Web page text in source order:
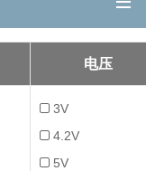
电压
3V
4.2V
5V